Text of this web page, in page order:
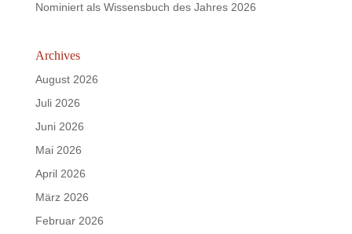
Nominiert als Wissensbuch des Jahres 2026
Archives
August 2026
Juli 2026
Juni 2026
Mai 2026
April 2026
März 2026
Februar 2026